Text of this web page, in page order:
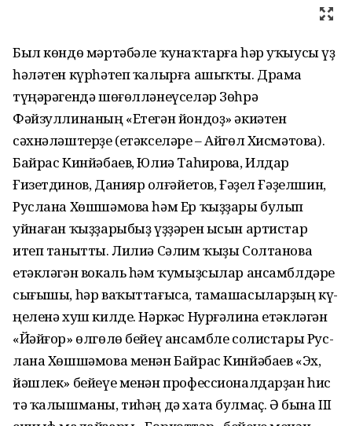
Был көндө мәртәбәле ҡунаҡтарға һәр уҡыусы үҙ
һәләтен күрһәтеп ҡалырға ашыҡты. Драма
түңәрәгендә шөғөлләнеүселәр Зөһрә
Фәйзуллинаның «Етегән йондоҙ» әкиәтен
сәхнәләштерҙе (етәкселәре – Айгөл Хисмәтова).
Байрас Кин­йәбаев, Юлиә Таһирова, Илдар
Ғизетдинов, Данияр Ҡол­ғәйетов, Ғәҙел Ғәҙелшин,
Руслана Хөшшәмова һәм Ер ҡыҙҙары булып
уйнаған ҡыҙҙарыбыҙ үҙҙәрен ысын артис­тар
итеп танытты. Лилиә Сәлим ҡыҙы Солтанова
етәкләгән вокаль һәм ҡумыҙ­сылар ан­самбл­дәре
сығышы, һәр ва­ҡыт­та­ғы­са, тамашасылар­ҙың кү­
ңеленә хуш килде. Нәркәс Нурғәлина етәкләгән
«Йәй­ғор» өлгөлө бейеү ансамбле солис­тары Рус­
лана Хөшшәмова менән Байрас Кинйәбаев «Эх,
йәшлек» бейеүе менән про­фес­сио­нал­дар­ҙан һис
тә ҡалышманы, тиһәң дә хата булмаҫ. Ә бына III